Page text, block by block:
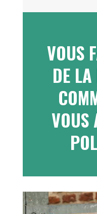
VOUS
DE
VOUS